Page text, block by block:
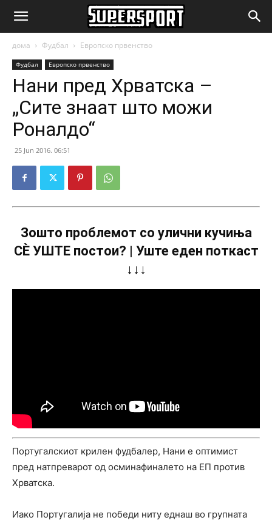
SuperSport.mk
дома Фудбал Европско првенство
Фудбал Европско првенство
Нани пред Хрватска –
„Сите знаат што можи
Роналдо“
25 Jun 2016. 06:51
Зошто проблемот со улични кучиња
СÈ УШТЕ постои? | Уште еден поткаст
↓↓↓
Португалскиот крилен фудбалер, Нани е оптимист
пред натпреварот од осминафиналето на ЕП против
Хрватска.
Иако Португалија не победи ниту еднаш во групната